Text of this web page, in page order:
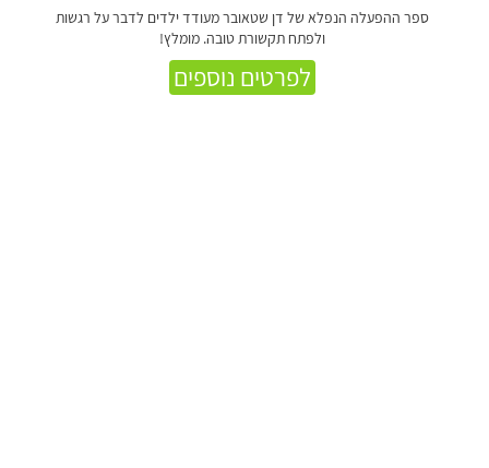
ספר ההפעלה הנפלא של דן שטאובר מעודד ילדים לדבר על רגשות
ולפתח תקשורת טובה. מומלץ!
לפרטים נוספים